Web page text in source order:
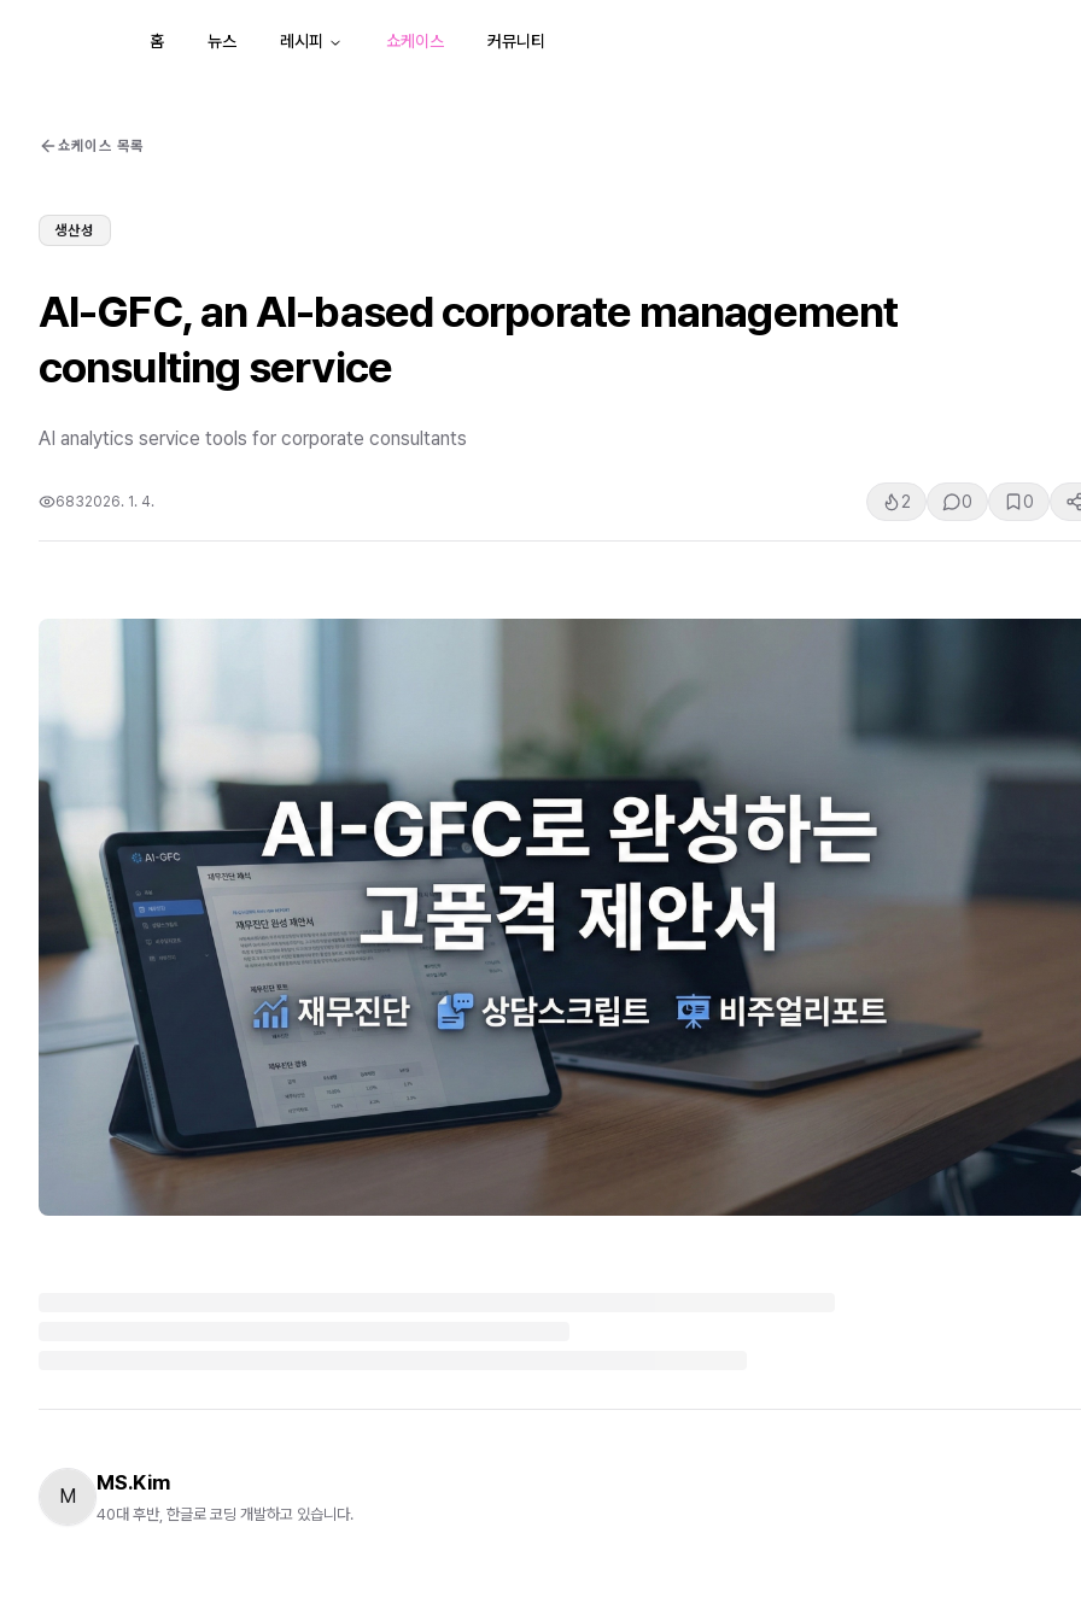
홈 뉴스 레시피 쇼케이스 커뮤니티
쇼케이스 목록
생산성
AI-GFC, an AI-based corporate management
consulting service
AI analytics service tools for corporate consultants
6832026. 1. 4. 2 0 0
M
MS.Kim
40대 후반, 한글로 코딩 개발하고 있습니다.